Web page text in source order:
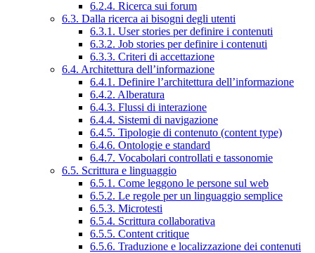
6.2.4. Ricerca sui forum
6.3. Dalla ricerca ai bisogni degli utenti
6.3.1. User stories per definire i contenuti
6.3.2. Job stories per definire i contenuti
6.3.3. Criteri di accettazione
6.4. Architettura dell’informazione
6.4.1. Definire l’architettura dell’informazione
6.4.2. Alberatura
6.4.3. Flussi di interazione
6.4.4. Sistemi di navigazione
6.4.5. Tipologie di contenuto (content type)
6.4.6. Ontologie e standard
6.4.7. Vocabolari controllati e tassonomie
6.5. Scrittura e linguaggio
6.5.1. Come leggono le persone sul web
6.5.2. Le regole per un linguaggio semplice
6.5.3. Microtesti
6.5.4. Scrittura collaborativa
6.5.5. Content critique
6.5.6. Traduzione e localizzazione dei contenuti